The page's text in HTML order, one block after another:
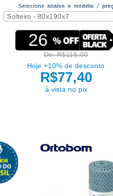
26
De: R$116,00
Hoje +10% de desconto
R$77,40
à vista no pix